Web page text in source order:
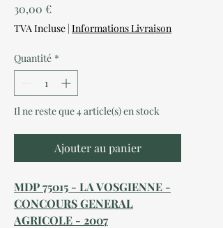
30,00 €Prix
TVA Incluse | Informations Livraison
Quantité *
Il ne reste que 4 article(s) en stock
Ajouter au panier
MDP 75015 - LA VOSGIENNE -
CONCOURS GENERAL
AGRICOLE - 2007